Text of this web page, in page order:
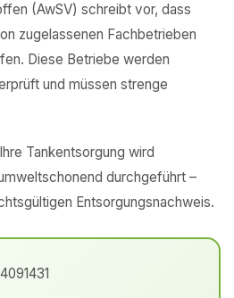
(AwSV) schreibt vor, dass
zugelassenen Fachbetrieben
Diese Betriebe werden
und müssen strenge
Ihre Tankentsorgung wird
durchgeführt –
Entsorgungsnachweis.